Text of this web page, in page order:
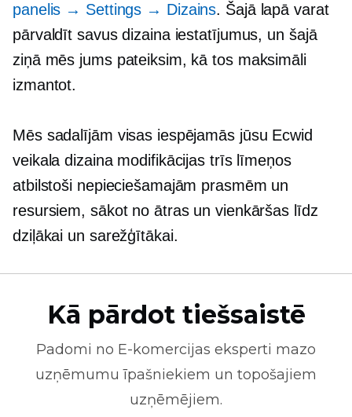
panelis → Settings → Dizains. Šajā lapā varat
pārvaldīt savus dizaina iestatījumus, un šajā
ziņā mēs jums pateiksim, kā tos maksimāli
izmantot.
Mēs sadalījām visas iespējamās jūsu Ecwid
veikala dizaina modifikācijas trīs līmeņos
atbilstoši nepieciešamajām prasmēm un
resursiem, sākot no ātras un vienkāršas līdz
dziļākai un sarežģītākai.
Kā pārdot tiešsaistē
Padomi no E-komercijas eksperti mazo
uzņēmumu īpašniekiem un topošajiem
uzņēmējiem.